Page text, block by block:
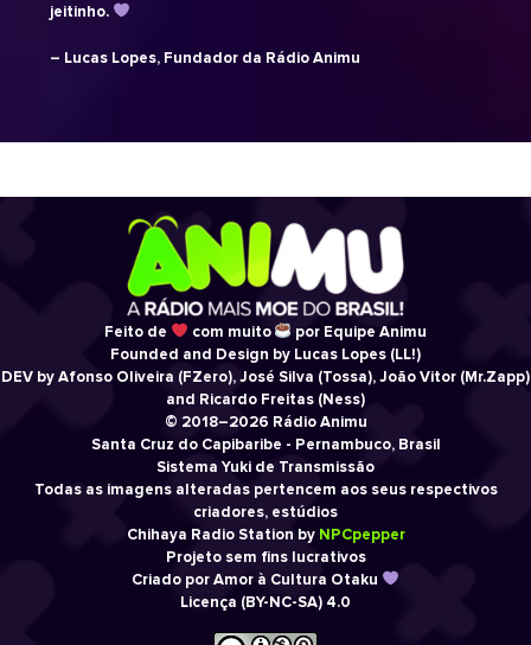
jeitinho.
– Lucas Lopes, Fundador da Rádio Animu
Feito de com muito
por Equipe Animu
Founded and Design by Lucas Lopes (LL!)
DEV by Afonso Oliveira (FZero), José Silva (Tossa), João Vitor (Mr.Zapp)
and Ricardo Freitas (Ness)
© 2018–2026 Rádio Animu
Santa Cruz do Capibaribe - Pernambuco, Brasil
Sistema Yuki de Transmissão
Todas as imagens alteradas pertencem aos seus respectivos
criadores, estúdios
Chihaya Radio Station by NPCpepper
Projeto sem fins lucrativos
Criado por Amor à Cultura Otaku
Licença (BY-NC-SA) 4.0